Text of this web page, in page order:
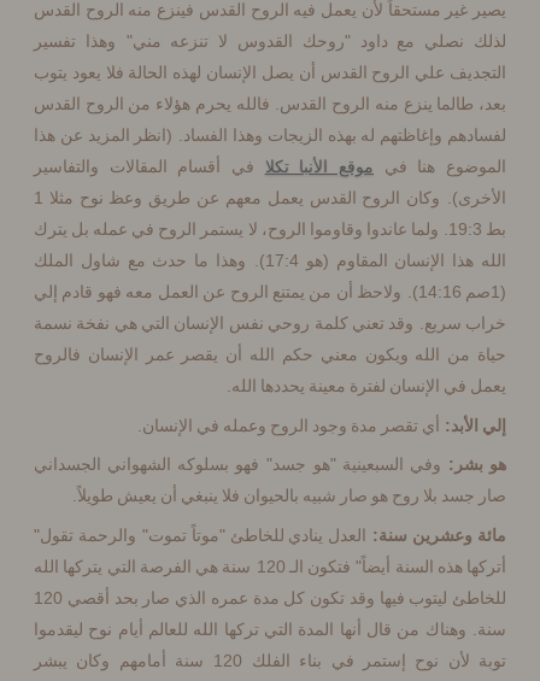
غير مستحقاً لأن يعمل فيه الروح القدس فينزع منه الروح القدس
نصلي مع داود
"روحك القدوس لا تنزعه مني"وهذا تفسير
علي الروح القدس أن يصل الإنسان لهذه الحالة فلا يعود يتوب
طالما ينزع منه الروح القدس.فالله يحرم هؤلاء من الروح القدس
وإغاظتهم له بهذه الزيجات وهذا الفساد. (
انظر المزيد عن هذا
هنا في
موقع الأنبا تكلا
في أقسام المقالات والتفاسير
وكان الروح القدس يعمل معهم عن طريق وعظ نوح مثلا 1
ولما عاندوا وقاوموا الروح، لا يستمر الروح في عمله بل يترك
هذا الإنسان المقاوم
هو17:4).
وهذا ما حدث مع شاول الملك
14:16).
ولاحظ أن من يمتنع الروح عن العمل معه فهو قادم إلي
سريع .وقد تعني كلمة روحي نفس الإنسان التي هي نفخة نسمة
من الله ويكون معني حكم الله أن يقصر عمر الإنسان فالروح
الإنسان لفترة معينة يحددها الله.
أي تقصر مدة وجود الروح وعمله في الإنسان.
وفي السبعينية"هو جسد "فهو بسلوكه الشهواني الجسداني
بلا روح هو صار شبيه بالحيوان فلا ينبغي أن يعيش طويلاً.
وعشرين سنة: العدل ينادي للخاطئ" موتاً تموت"والرحمة تقول"
هذه السنة أيضاً"فتكون الـ 120 سنة هي الفرصة التي يتركها الله
ليتوب فيها وقد تكون كل مدة عمره الذي صار بحد أقصي120
وهناك من قال أنها المدة التي تركها الله للعالم أيام نوح ليقدموا
لأن نوح إستمر في بناء الفلك120 سنة أمامهم وكان يبشر